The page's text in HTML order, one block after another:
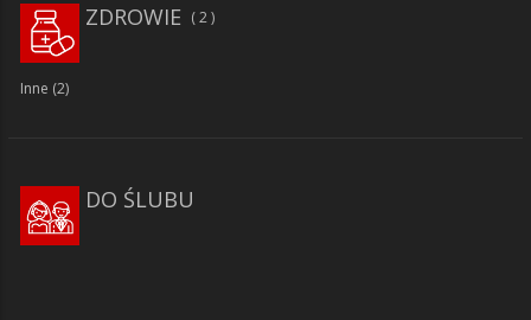
ZDROWIE 2
Inne (2)
DO ŚLUBU